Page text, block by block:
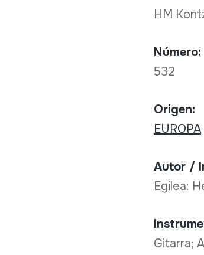
HM
Número:
532
Origen:
EUROPA
Autor /
Egilea:
Gitarra;